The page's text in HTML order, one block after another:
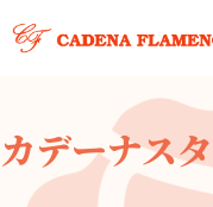
カデーナス